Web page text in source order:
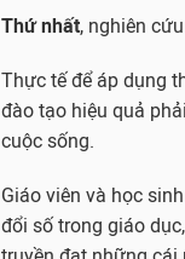
giữa học sinh sinh
Cũng là rào cản
chuyển đổi số giáo
tương lai.
Bên cạnh đó, thực
rất hạn chế, rất ít
nắm bắt và vận